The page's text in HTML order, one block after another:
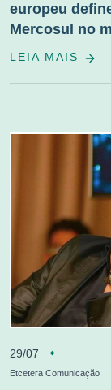
europeu
Mercosul no
LEIA MAIS
29/07
Etcetera Comunicação